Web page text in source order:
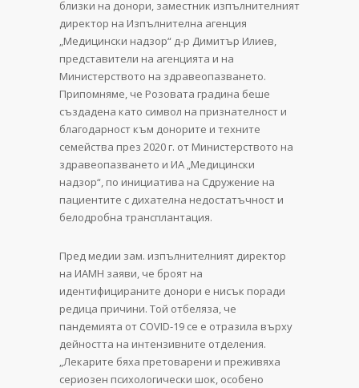
близки на донори, заместник изпълнителният
директор на Изпълнителна агенция
„Медицински надзор“ д-р Димитър Илиев,
представители на агенцията и на
Министерството на здравеопазването.
Припомняме, че Розовата градина беше
създадена като символ на признателност и
благодарност към донорите и техните
семейства през 2020 г. от Министерството на
здравеопазването и ИА „Медицински
надзор“, по инициатива на Сдружение на
пациентите с дихателна недостатъчност и
белодробна трансплантация.
Пред медии зам. изпълнителният директор
на ИАМН заяви, че броят на
идентифицираните донори е нисък поради
редица причини. Той отбеляза, че
пандемията от COVID-19 се е отразила върху
дейността на интензивните отделения.
„Лекарите бяха претоварени и преживяха
сериозен психологически шок, особено